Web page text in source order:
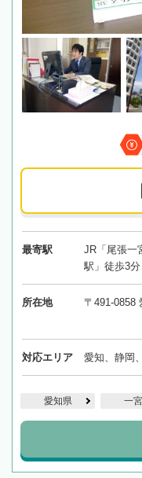
最寄駅
JR「尾張一
駅」徒歩3分
所在地 〒491-0858
対応エリア 愛知、静岡
愛知県 一